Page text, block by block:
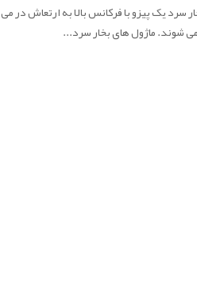
سرد یک پیزو با فرکانس بالا به ارتعاش در می
شوند. ماژول های بخار سرد...